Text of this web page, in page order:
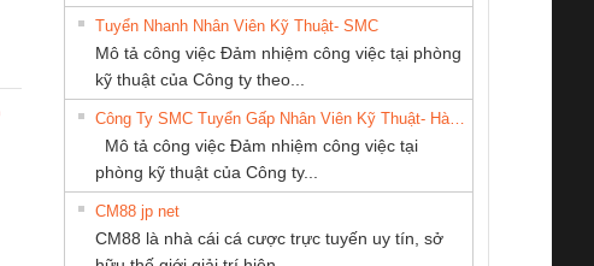
Rơ Le An Toàn
Phoenix Contact
2986960 – PSR-
SCP-
24DC/FSP/2X1/1X2
Bộ giám sát chuỗi
Bộ giám sát chuỗi
tấm pin
TRANSCLINIC 16I+
1K5 L (2433950000)
Bộ giám sát dòng
TRANSCLINIC 16I+
(2008130000)
Bộ chỉnh lưu nguồn
Nẹp nhôm chống
CÔNG TY TNHH
KỸ THUẬT KTECH
VIỆT NAM
CÔNG TY TNHH
THIẾT BỊ CÔNG
NGHIỆP NIHON
SETSUBI VIỆT
NAM
CÔNG TY TNHH
DỊCH VỤ XNK
PHƯƠNG NAM
Công Ty TNHH
Thiết Bị Điện Nam
MEKONG MARINE
THƯƠNG MẠI
Tuyển Nhanh Nhân Viên Kỹ Thuật- SMC
Mô tả công việc Đảm nhiệm công việc tại phòng
kỹ thuật của Công ty theo...
Mô tả công việc Đảm nhiệm công việc tại
phòng kỹ thuật của Công ty...
CM88 jp net
CM88 là nhà cái cá cược trực tuyến uy tín, sở